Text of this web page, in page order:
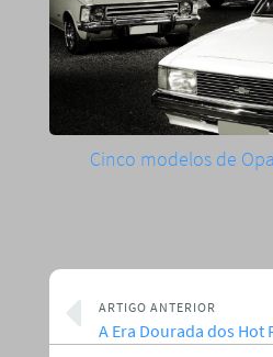
Cinco modelos de
ARTIGO ANTERIOR
A Era Dourada dos Hot